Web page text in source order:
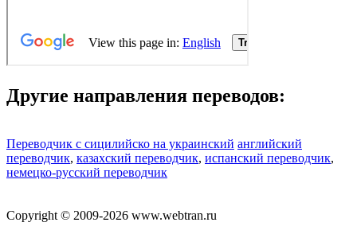
Другие направления переводов:
Переводчик с сицилийско на украинский английский
переводчик, казахский переводчик, испанский переводчик,
немецко-русский переводчик
Copyright © 2009-2026 www.webtran.ru